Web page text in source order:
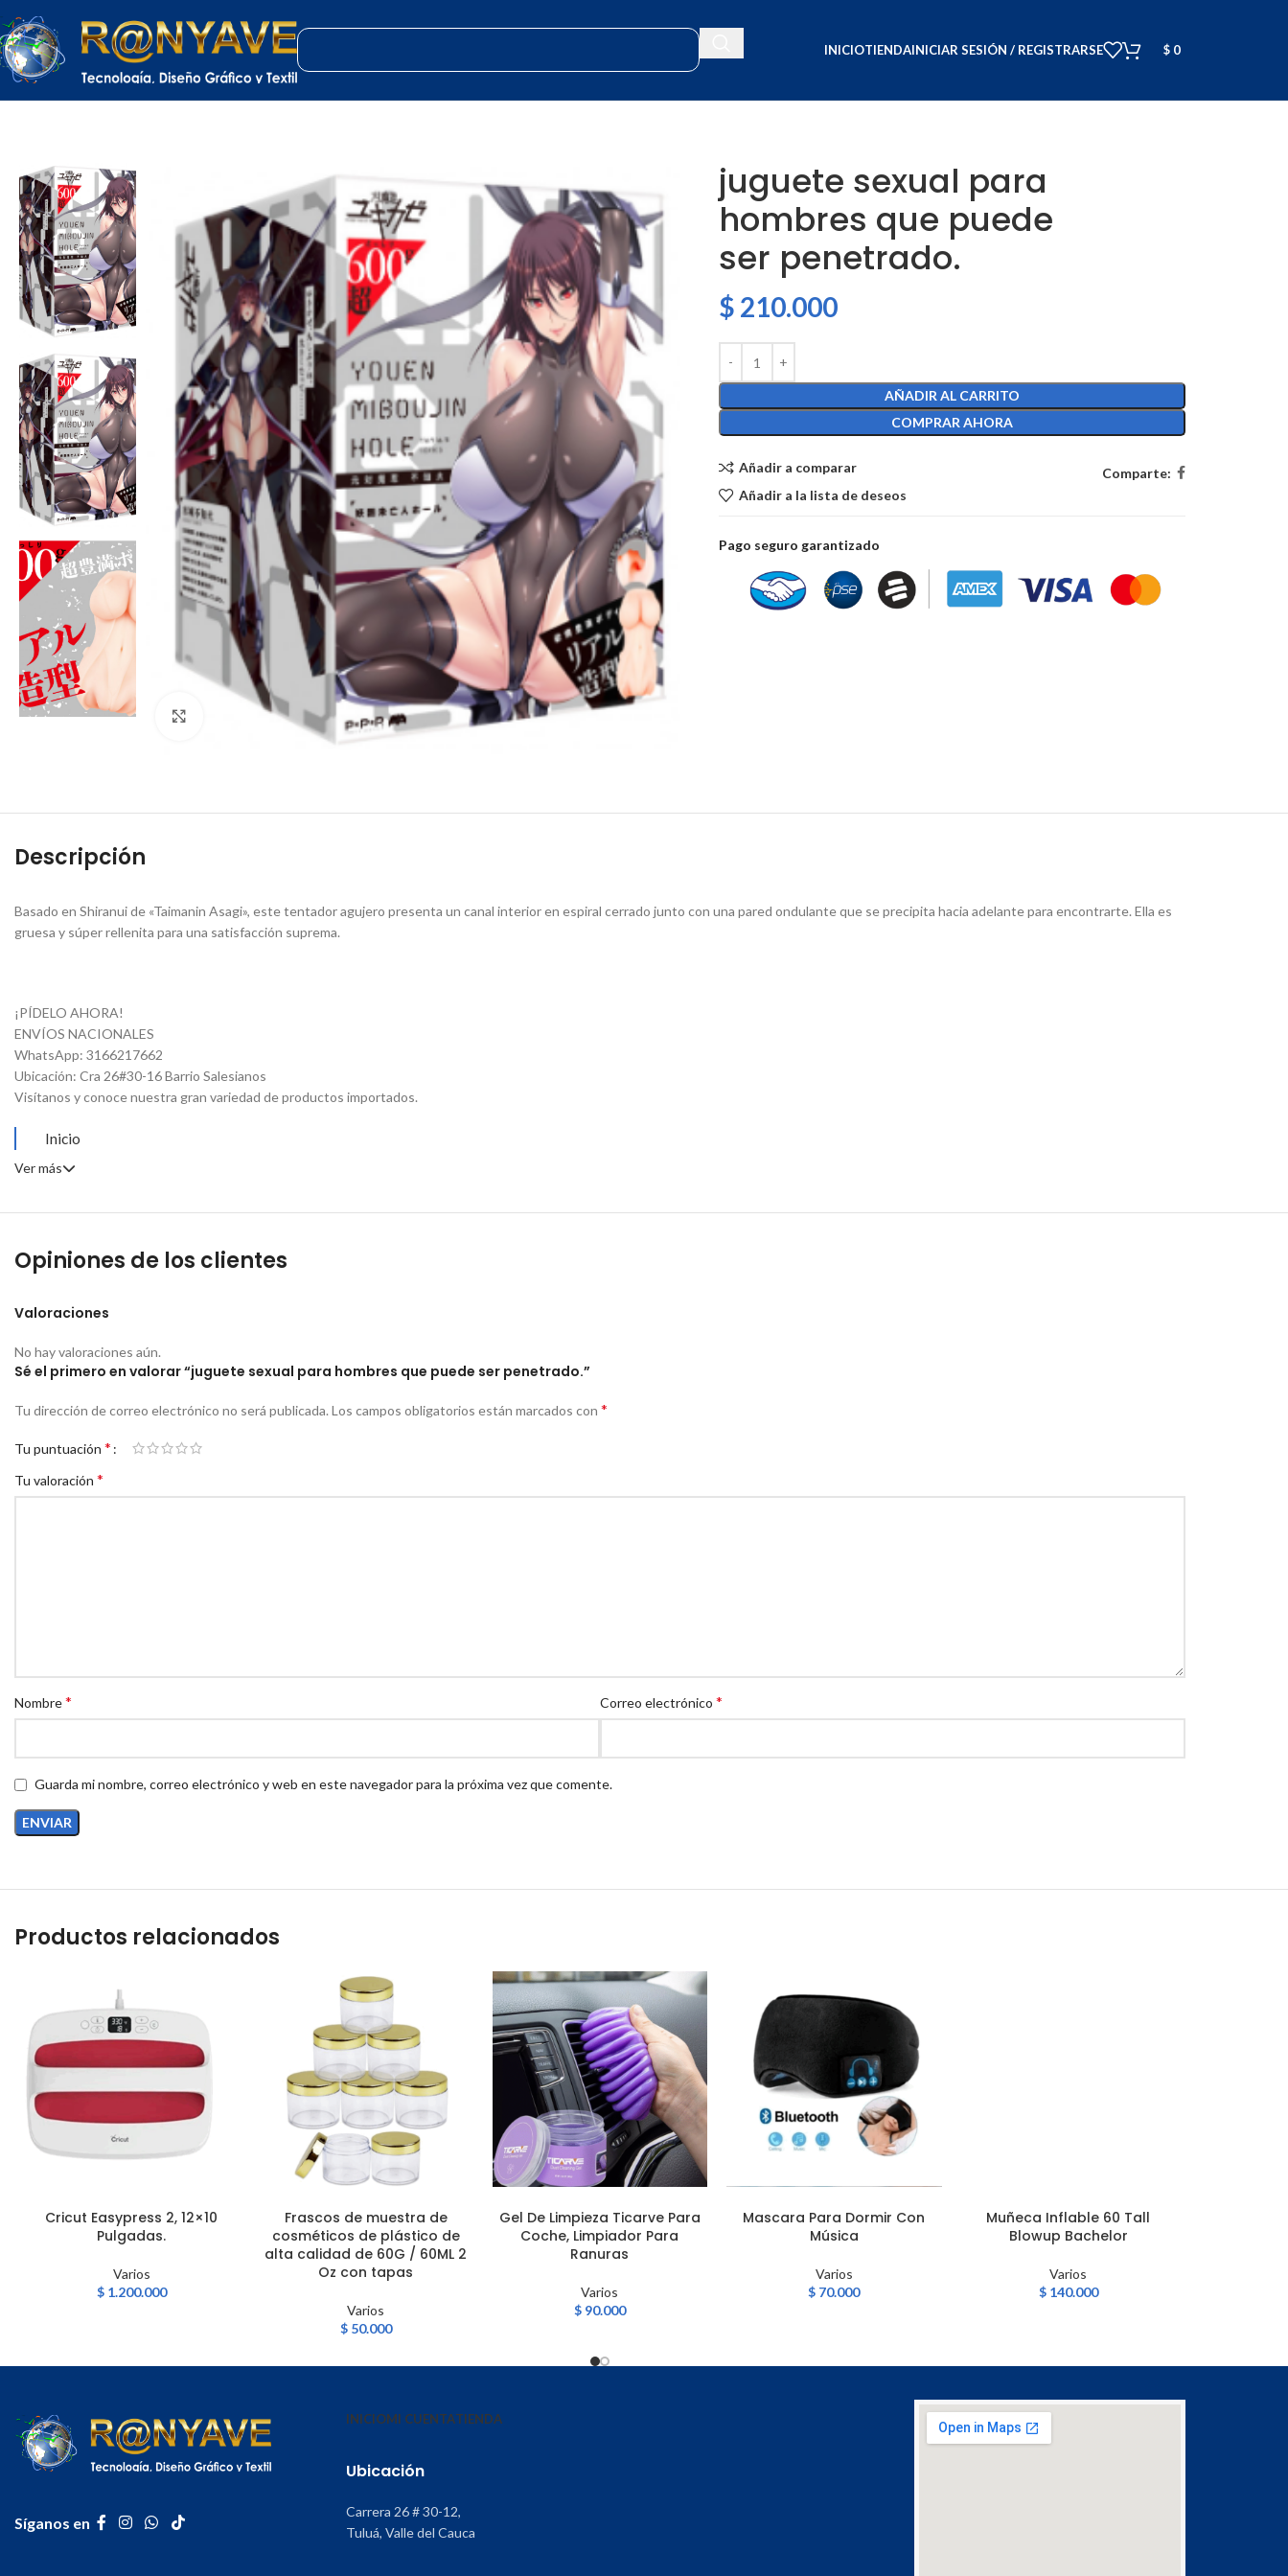
INICIOTIENDAINICIAR SESIÓN / REGISTRARSE $ 0
Click to enlarge
juguete sexual para
hombres que puede
ser penetrado.
$ 210.000
AÑADIR AL CARRITO
COMPRAR AHORA
Añadir a comparar
Añadir a la lista de deseos
Comparte:
Pago seguro garantizado
Descripción
Basado en Shiranui de «Taimanin Asagi», este tentador agujero presenta un canal interior en espiral cerrado junto con una pared ondulante que se precipita hacia adelante para encontrarte. Ella es
gruesa y súper rellenita para una satisfacción suprema.
¡PÍDELO AHORA!
ENVÍOS NACIONALES
WhatsApp: 3166217662
Ubicación: Cra 26#30-16 Barrio Salesianos
Visítanos y conoce nuestra gran variedad de productos importados.
Inicio
Ver más
Opiniones de los clientes
Valoraciones
No hay valoraciones aún.
Sé el primero en valorar “juguete sexual para hombres que puede ser penetrado.”
Tu dirección de correo electrónico no será publicada. Los campos obligatorios están marcados con *
Tu puntuación *
Tu valoración *
Nombre* Correo electrónico *
Guarda mi nombre, correo electrónico y web en este navegador para la próxima vez que comente.
Productos relacionados
AÑADIR AL CARRITO
Cricut Easypress 2, 12×10
Pulgadas.
Varios
$1.200.000
AÑADIR AL CARRITO
Frascos de muestra de
cosméticos de plástico de
alta calidad de 60G / 60ML 2
Oz con tapas
Varios
$50.000
AÑADIR AL CARRITO
Gel De Limpieza Ticarve Para
Coche, Limpiador Para
Ranuras
Varios
$90.000
AÑADIR AL CARRITO
Mascara Para Dormir Con
Música
Varios
$ 70.000
AÑADIR AL CARRITO
Muñeca Inflable 60 Tall
Blowup Bachelor
Varios
$140.000
Síganos en
INICIOMI CUENTATIENDA
Ubicación
Carrera 26 # 30-12,
Tuluá, Valle del Cauca